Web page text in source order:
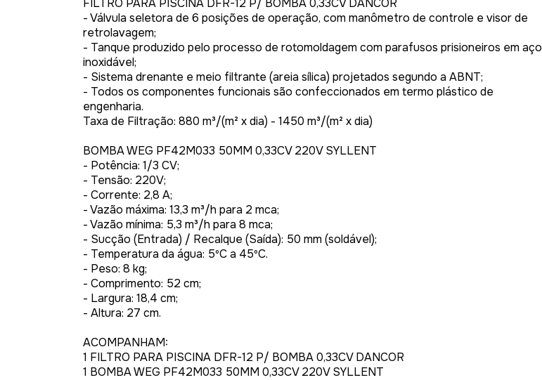
FILTRO PARA PISCINA DFR-12 P/ BOMBA 0,33CV DANCOR
- Válvula seletora de 6 posições de operação, com manômetro de controle e visor de
retrolavagem;
- Tanque produzido pelo processo de rotomoldagem com parafusos prisioneiros em aço
inoxidável;
- Sistema drenante e meio filtrante (areia sílica) projetados segundo a ABNT;
- Todos os componentes funcionais são confeccionados em termo plástico de
engenharia.
Taxa de Filtração: 880 m³/(m² x dia) - 1450 m³/(m² x dia)
BOMBA WEG PF42M033 50MM 0,33CV 220V SYLLENT
- Potência: 1/3 CV;
- Tensão: 220V;
- Corrente: 2,8 A;
- Vazão máxima: 13,3 m³/h para 2 mca;
- Vazão mínima: 5,3 m³/h para 8 mca;
- Sucção (Entrada) / Recalque (Saída): 50 mm (soldável);
- Temperatura da água: 5ºC a 45ºC.
- Peso: 8 kg;
- Comprimento: 52 cm;
- Largura: 18,4 cm;
- Altura: 27 cm.
ACOMPANHAM:
1 FILTRO PARA PISCINA DFR-12 P/ BOMBA 0,33CV DANCOR
1 BOMBA WEG PF42M033 50MM 0,33CV 220V SYLLENT